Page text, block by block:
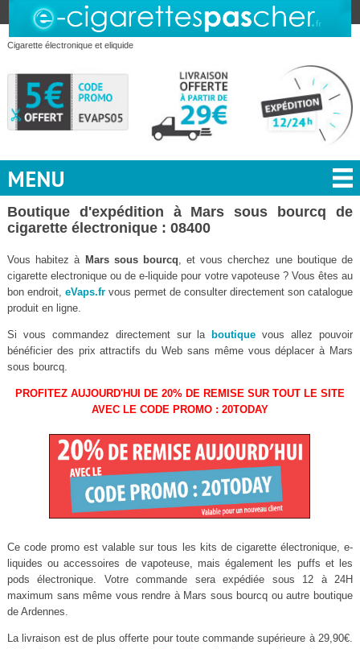
Cigarette électronique et eliquide
MENU
Boutique d'expédition à Mars sous bourcq de
cigarette électronique : 08400
Vous habitez à Mars sous bourcq , et vous cherchez une boutique de
cigarette electronique ou de e-liquide pour votre vapoteuse ? Vous êtes au
bon endroit, eVaps.frvous permet de consulter directement son catalogue
produit en ligne.
Si vous commandez directement sur la boutique vous allez pouvoir
bénéficier des prix attractifs du Web sans même vous déplacer à Mars
sous bourcq.
PROFITEZ AUJOURD'HUI DE 20% DE REMISE SUR TOUT LE SITE
AVEC LE CODE PROMO : 20TODAY
Ce code promo est valable sur tous les kits de cigarette électronique, e-
liquides ou accessoires de vapoteuse, mais également les puffs et les
pods électronique. Votre commande sera expédiée sous 12 à 24H
maximum sans même vous rendre à Mars sous bourcq ou autre boutique
de Ardennes.
La livraison est de plus offerte pour toute commande supérieure à 29,90€.